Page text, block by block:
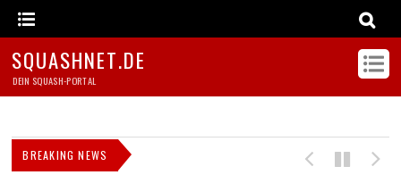
SQUASHNET.DE
DEIN SQUASH-PORTAL
BREAKING NEWS